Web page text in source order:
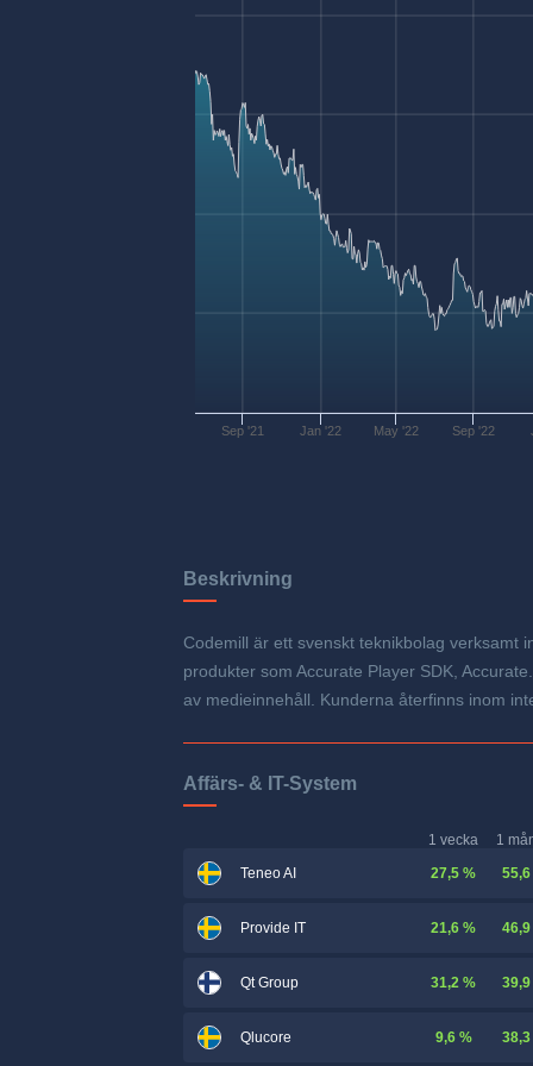
Sep '21 Jan '22 May '22 Sep '22
Beskrivning
Codemill är ett svenskt teknikbolag verksamt
produkter som Accurate Player SDK,
av medieinnehåll. Kunderna återfinns inom
Affärs- & IT-System
1 vecka
1
Teneo AI
27,5 % 55,6
Provide IT 21,6 % 46,9
Qt Group 31,2 % 39,9
Qlucore 9,6 % 38,3